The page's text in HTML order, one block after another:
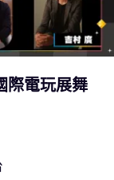
際電玩展舞